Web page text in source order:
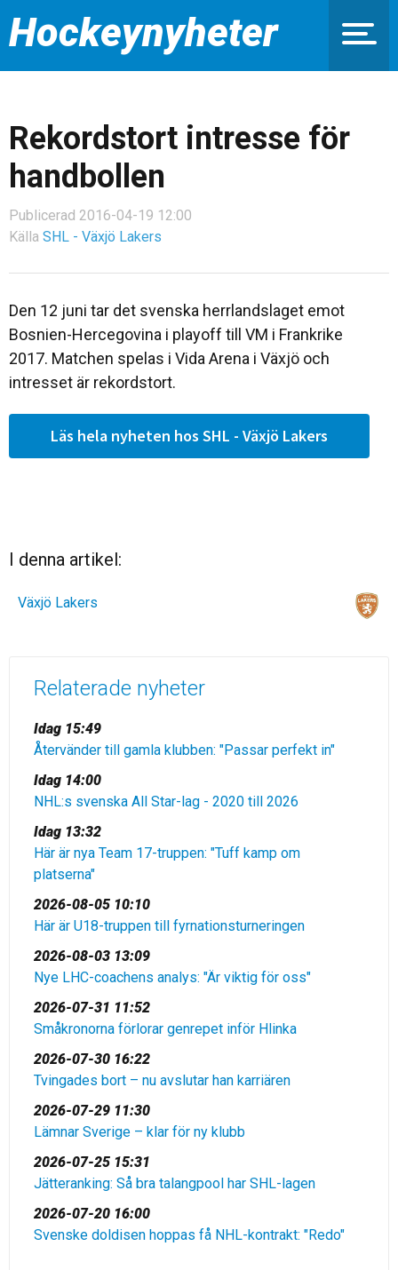
Hockeynyheter
Rekordstort intresse för
handbollen
Publicerad 2016-04-19 12:00
Källa SHL - Växjö Lakers
Den 12 juni tar det svenska herrlandslaget emot
Bosnien-Hercegovina i playoff till VM i Frankrike
2017. Matchen spelas i Vida Arena i Växjö och
intresset är rekordstort.
Läs hela nyheten hos SHL - Växjö Lakers
I denna artikel:
Växjö Lakers
Relaterade nyheter
Idag 15:49
Återvänder till gamla klubben: "Passar perfekt in"
Idag 14:00
NHL:s svenska All Star-lag - 2020 till 2026
Idag 13:32
Här är nya Team 17-truppen: "Tuff kamp om
platserna"
2026-08-05 10:10
Här är U18-truppen till fyrnationsturneringen
2026-08-03 13:09
Nye LHC-coachens analys: "Är viktig för oss"
2026-07-31 11:52
Småkronorna förlorar genrepet inför Hlinka
2026-07-30 16:22
Tvingades bort – nu avslutar han karriären
2026-07-29 11:30
Lämnar Sverige – klar för ny klubb
2026-07-25 15:31
Jätteranking: Så bra talangpool har SHL-lagen
2026-07-20 16:00
Svenske doldisen hoppas få NHL-kontrakt: "Redo"